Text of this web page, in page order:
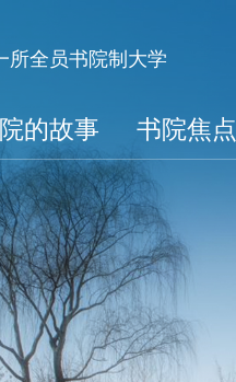
所全员书院制大学
的故事 书院焦点